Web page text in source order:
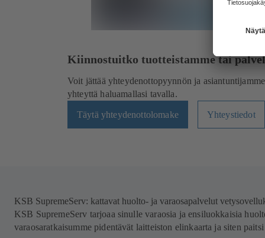
Kiinnostuitko tuotteistamme tai
Voit jättää yhteydenottopyynnön ja
yhteyttä haluamallasi tavalla.
Täytä yhteydenottolomake Yhteystiedot
KSB SupremeServ: kattavat huolto- ja varaosapalvelut
KSB SupremeServ tarjoaa sinulle varaosia ja ensiluokkaisia
varaosaratkaisumme pidentävät laitteiston elinkaarta ja siten